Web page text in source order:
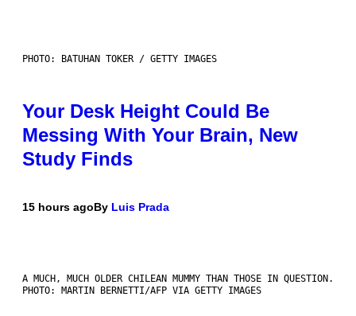
PHOTO: BATUHAN TOKER / GETTY IMAGES
Your Desk Height Could Be
Messing With Your Brain, New
Study Finds
15 hours agoBy Luis Prada
A MUCH, MUCH OLDER CHILEAN MUMMY THAN THOSE IN QUESTION.
PHOTO: MARTIN BERNETTI/AFP VIA GETTY IMAGES